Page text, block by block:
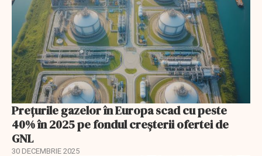
Prețurile gazelor în Europa scad cu peste
40% în 2025 pe fondul creșterii ofertei de
GNL
30 DECEMBRIE 2025